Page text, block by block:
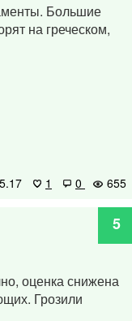
Большие
на греческом,
1 0 655
5
оценка снижена
Грозили